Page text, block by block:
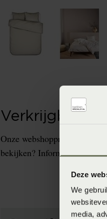
Deze
We
media,
Onze webshopproducten
bekijken? Informeer dan